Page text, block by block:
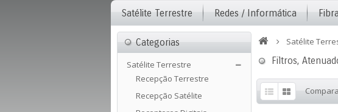
Satélite Terrestre Redes / Informática
Categorias
Satélite Terrestre
Recepção Terrestre
Recepção Satélite
Satélite
Filtros,